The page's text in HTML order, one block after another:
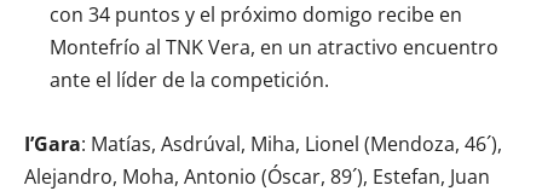
con 34 puntos y el próximo domigo recibe en
Montefrío al TNK Vera, en un atractivo encuentro
ante el líder de la competición.
I’Gara: Matías, Asdrúval, Miha, Lionel (Mendoza, 46´),
Alejandro, Moha, Antonio (Óscar, 89´), Estefan, Juan